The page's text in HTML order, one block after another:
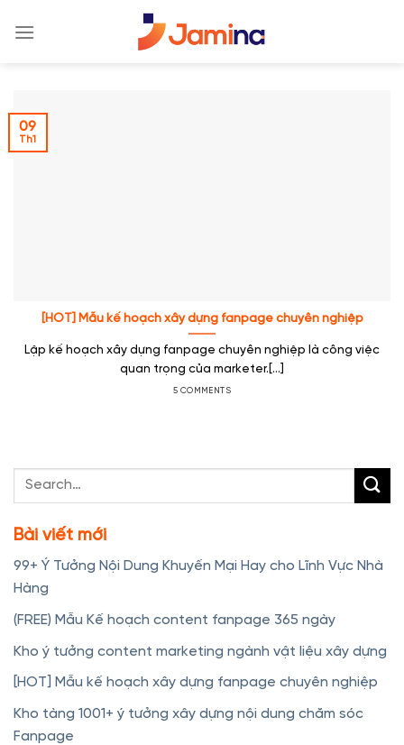
[HOT] Mẫu kế hoạch xây dựng fanpage chuyên nghiệp
Lập kế hoạch xây dựng fanpage chuyên nghiệp là công việc
quan trọng của marketer.[...]
5 COMMENTS
09
Th1
Bài viết mới
99+ Ý Tưởng Nội Dung Khuyến Mại Hay cho Lĩnh Vực Nhà
Hàng
(FREE) Mẫu Kế hoạch content fanpage 365 ngày
Kho ý tưởng content marketing ngành vật liệu xây dựng
[HOT] Mẫu kế hoạch xây dựng fanpage chuyên nghiệp
Kho tàng 1001+ ý tưởng xây dựng nội dung chăm sóc
Fanpage